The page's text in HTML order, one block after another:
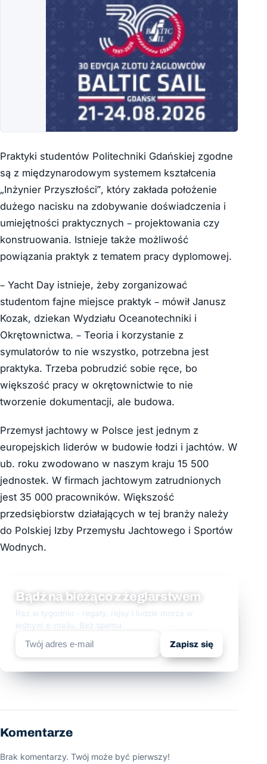
Praktyki studentów Politechniki Gdańskiej zgodne
są z międzynarodowym systemem kształcenia
„Inżynier Przyszłości”, który zakłada położenie
dużego nacisku na zdobywanie doświadczenia i
umiejętności praktycznych – projektowania czy
konstruowania. Istnieje także możliwość
powiązania praktyk z tematem pracy dyplomowej.
– Yacht Day istnieje, żeby zorganizować
studentom fajne miejsce praktyk – mówił Janusz
Kozak, dziekan Wydziału Oceanotechniki i
Okrętownictwa. – Teoria i korzystanie z
symulatorów to nie wszystko, potrzebna jest
praktyka. Trzeba pobrudzić sobie ręce, bo
większość pracy w okrętownictwie to nie
tworzenie dokumentacji, ale budowa.
Przemysł jachtowy w Polsce jest jednym z
europejskich liderów w budowie łodzi i jachtów. W
ub. roku zwodowano w naszym kraju 15 500
jednostek. W firmach jachtowym zatrudnionych
jest 35 000 pracowników. Większość
przedsiębiorstw działających w tej branży należy
do Polskiej Izby Przemysłu Jachtowego i Sportów
Wodnych.
Bądź na bieżąco z żeglarstwem
Raz w tygodniu - regaty, rejsy i ludzie morza w
jednym e-mailu. Bez spamu.
Zapisz się
Komentarze
Brak komentarzy. Twój może być pierwszy!